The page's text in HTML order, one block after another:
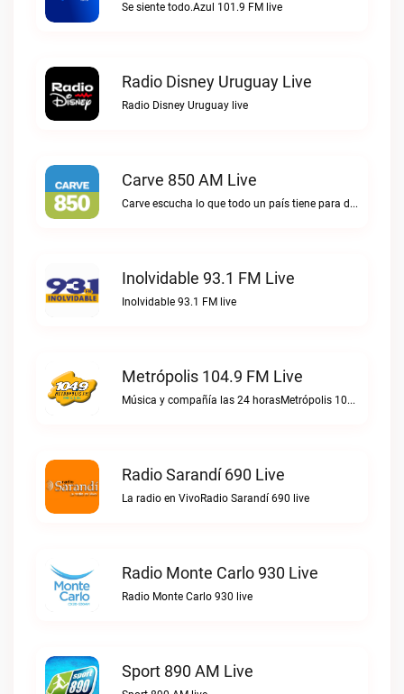
Se siente todo.Azul 101.9 FM live
Radio Disney Uruguay Live
Radio Disney Uruguay live
Carve 850 AM Live
Carve escucha lo que todo un país tiene para decir.Carve 850 AM live
Inolvidable 93.1 FM Live
Inolvidable 93.1 FM live
Metrópolis 104.9 FM Live
Música y compañía las 24 horasMetrópolis 104.9 FM live
Radio Sarandí 690 Live
La radio en VivoRadio Sarandí 690 live
Radio Monte Carlo 930 Live
Radio Monte Carlo 930 live
Sport 890 AM Live